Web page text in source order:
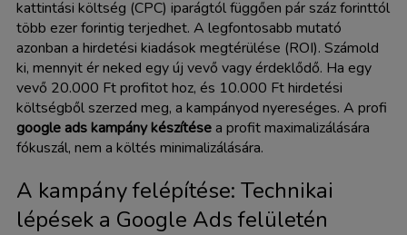
kattintási költség (CPC) iparágtól függően pár száz forinttól
több ezer forintig terjedhet. A legfontosabb mutató
azonban a hirdetési kiadások megtérülése (ROI). Számold
ki, mennyit ér neked egy új vevő vagy érdeklődő. Ha egy
vevő 20.000 Ft profitot hoz, és 10.000 Ft hirdetési
költségből szerzed meg, a kampányod nyereséges. A profi
google ads kampány készítésea profit maximalizálására
fókuszál, nem a költés minimalizálására.
A kampány felépítése: Technikai
lépések a Google Ads felületén